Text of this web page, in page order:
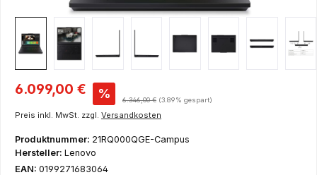
Verkaufspreis:
6.099,00 € % Regulärer Preis:
6.346,00 € (3.89% gespart)
Preis inkl. MwSt. zzgl. Versandkosten
Produktnummer: 21RQ000QGE-Campus
Hersteller: Lenovo
EAN: 0199271683064